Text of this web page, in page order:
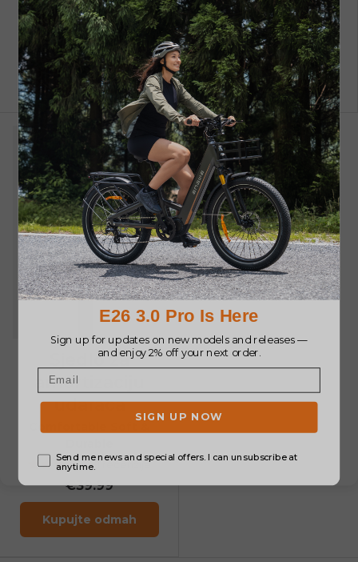
4 recenzije
€89.00
Kupujte odmah
€89.00
Kupujte odmah
Sjedlo za
amortizaciju
udaraca
11 recenzije
€39.99
Kupujte odmah